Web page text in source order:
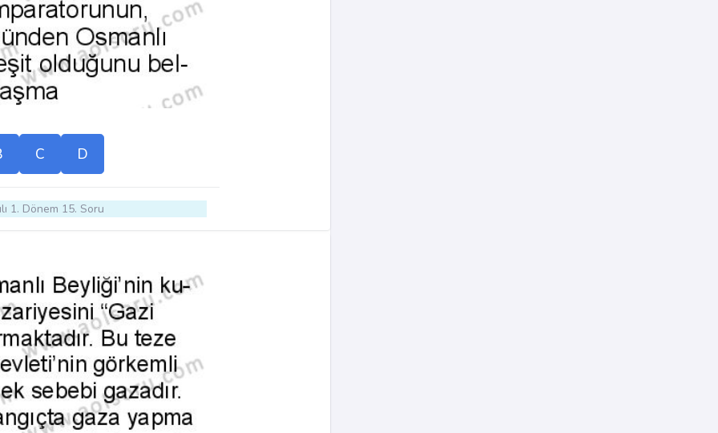
C D
1. Dönem 15. Soru